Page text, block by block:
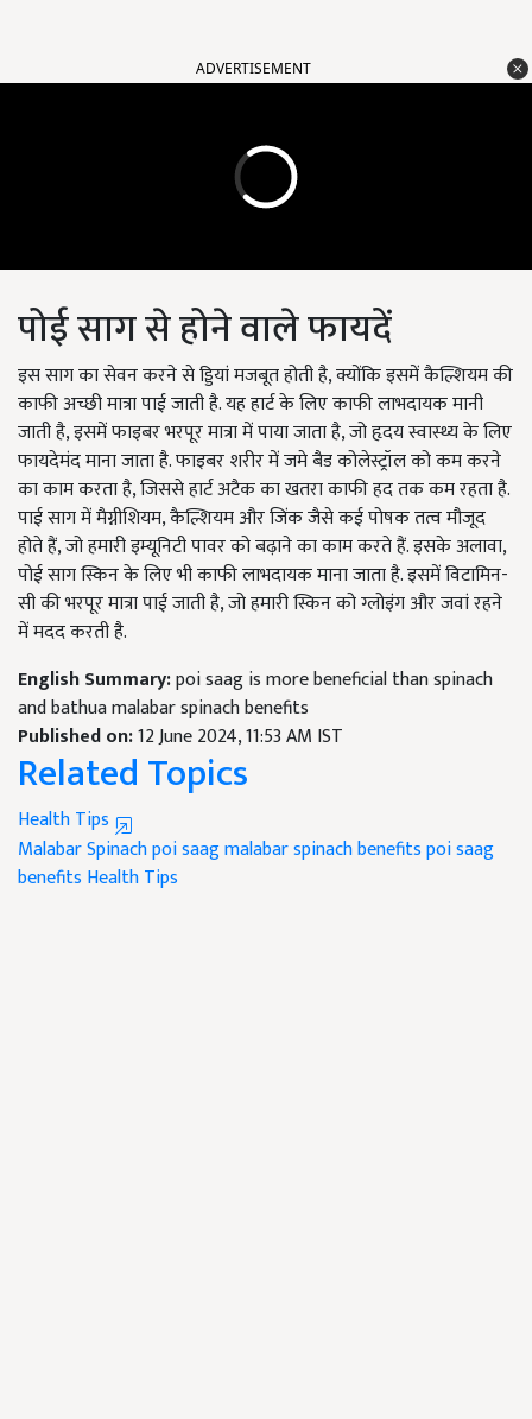
ADVERTISEMENT
पोई साग से होने वाले फायदें
इस साग का सेवन करने से ड्डियां मजबूत होती है, क्योंकि इसमें कैल्शियम की
काफी अच्छी मात्रा पाई जाती है. यह हार्ट के लिए काफी लाभदायक मानी
जाती है, इसमें फाइबर भरपूर मात्रा में पाया जाता है, जो हृदय स्वास्थ्य के लिए
फायदेमंद माना जाता है. फाइबर शरीर में जमे बैड कोलेस्ट्रॉल को कम करने
का काम करता है, जिससे हार्ट अटैक का खतरा काफी हद तक कम रहता है.
पाई साग में मैग्नीशियम, कैल्शियम और जिंक जैसे कई पोषक तत्व मौजूद
होते हैं, जो हमारी इम्यूनिटी पावर को बढ़ाने का काम करते हैं. इसके अलावा,
पोई साग स्किन के लिए भी काफी लाभदायक माना जाता है. इसमें विटामिन-
सी की भरपूर मात्रा पाई जाती है, जो हमारी स्किन को ग्लोइंग और जवां रहने
में मदद करती है.
English Summary:poi saag is more beneficial than spinach
and bathua malabar spinach benefits
Published on:12 June 2024, 11:53 AM IST
Related Topics
Health Tips
Malabar Spinachpoi saagmalabar spinach benefitspoi saag
benefits Health Tips